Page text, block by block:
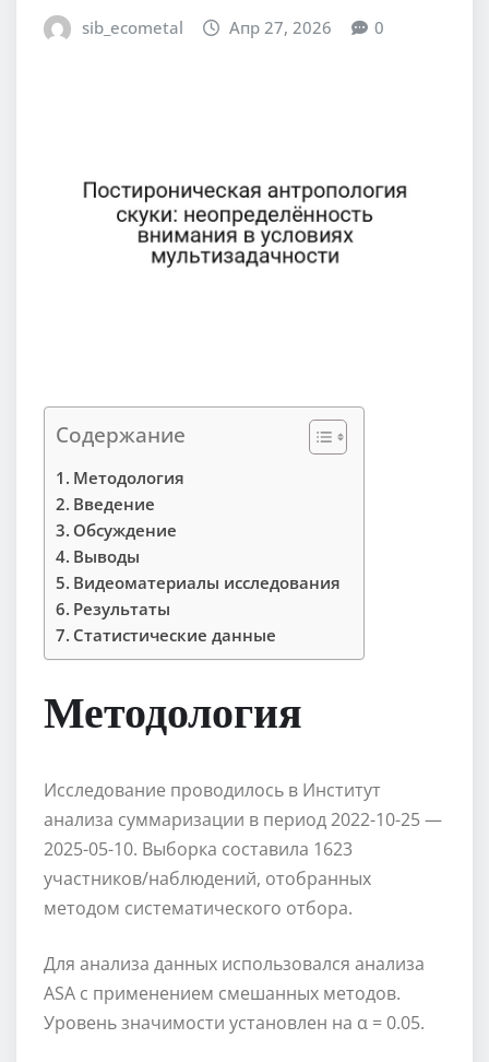
sib_ecometal Апр 27, 2026 0
Содержание
Методология
Введение
Обсуждение
Выводы
Видеоматериалы исследования
Результаты
Статистические данные
Методология
Исследование проводилось в Институт
анализа суммаризации в период 2022-10-25 —
2025-05-10. Выборка составила 1623
участников/наблюдений, отобранных
методом систематического отбора.
Для анализа данных использовался анализа
ASA с применением смешанных методов.
Уровень значимости установлен на α = 0.05.